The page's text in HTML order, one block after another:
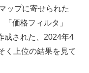
ップに寄せられた
「価格フィルタ」
成された、2024年4
く上位の結果を見て